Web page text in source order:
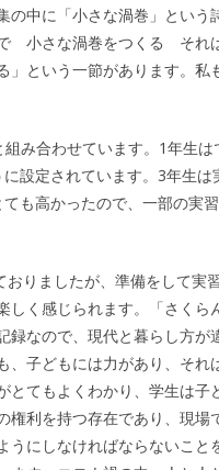
中に「小さな渦巻」とい
小さな渦巻をつくる それ
という一節があります。私
み合わせています。1年生
設定されています。3年生は
も高かったので、一部の実
りましたが、準備をして実
しく感じられます。「さく
なので、現代と暮らし方が
子どもには力があり、それ
てもよくわかり、学生は
利を持つ存在であり、現場
にしなければならないこと